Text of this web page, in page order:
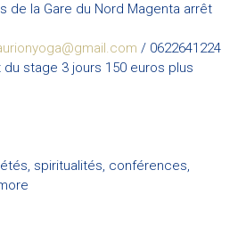
de la Gare du Nord Magenta arrêt
/ 0622641224
stage 3 jours 150 euros plus
spiritualités, conférences,